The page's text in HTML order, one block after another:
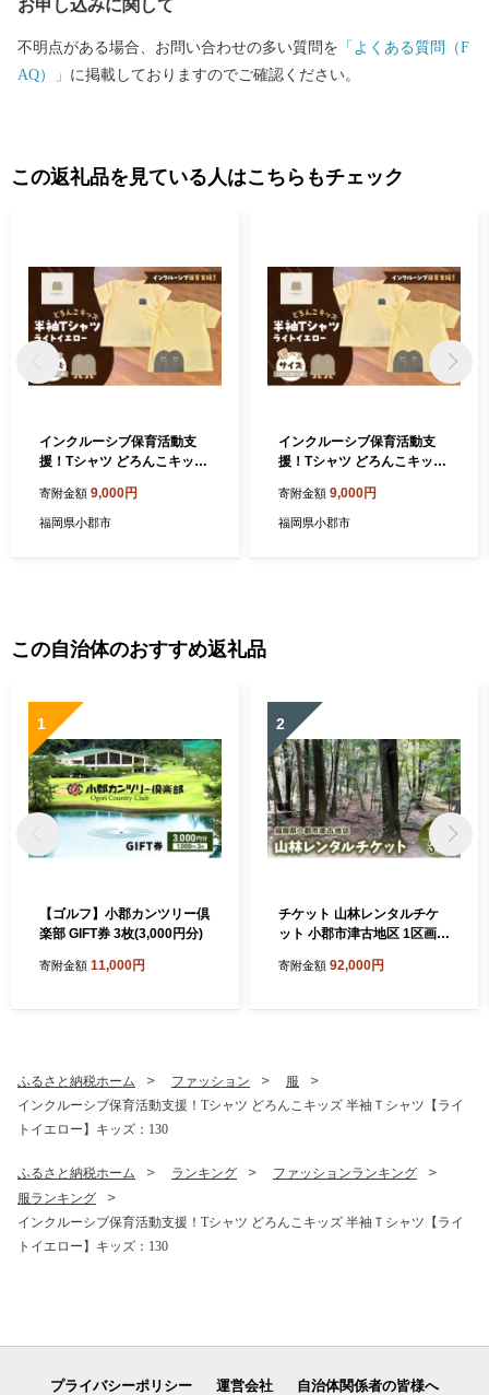
お申し込みに関して
不明点がある場合、お問い合わせの多い質問を 「よくある質問（F
AQ）」 に掲載しておりますのでご確認ください。
この返礼品を見ている人はこちらもチェック
インクルーシブ保育活動支
援！Tシャツ どろんこキッズ
ー】キッズ：110
寄附金額 9,000円
福岡県小郡市
インクルーシブ保育活動支
援！Tシャツ どろんこキッズ
ー】キッズ：120
寄附金額 9,000円
福岡県小郡市
この自治体のおすすめ返礼品
1
【ゴルフ】小郡カンツリー倶
楽部 GIFT券 3枚(3,000円分)
寄附金額 11,000円
2
チケット 山林レンタルチケ
ット 小郡市津古地区 1区画 3
寄附金額 92,000円
ふるさと納税ホーム ファッション
服
インクルーシブ保育活動支援！Tシャツ どろんこキッズ 半袖Ｔシャツ【ライ
トイエロー】キッズ：130
ふるさと納税ホーム ランキング
ファッションランキング
服ランキング
インクルーシブ保育活動支援！Tシャツ どろんこキッズ 半袖Ｔシャツ【ライ
トイエロー】キッズ：130
プライバシーポリシー 運営会社 自治体関係者の皆様へ